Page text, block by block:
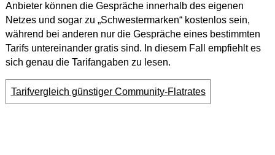
Anbieter können die Gespräche innerhalb des eigenen
Netzes und sogar zu „Schwestermarken“ kostenlos sein,
während bei anderen nur die Gespräche eines bestimmten
Tarifs untereinander gratis sind. In diesem Fall empfiehlt es
sich genau die Tarifangaben zu lesen.
Tarifvergleich günstiger Community-Flatrates